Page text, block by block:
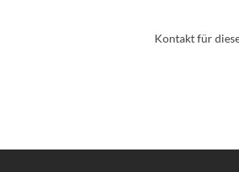
Kontakt für